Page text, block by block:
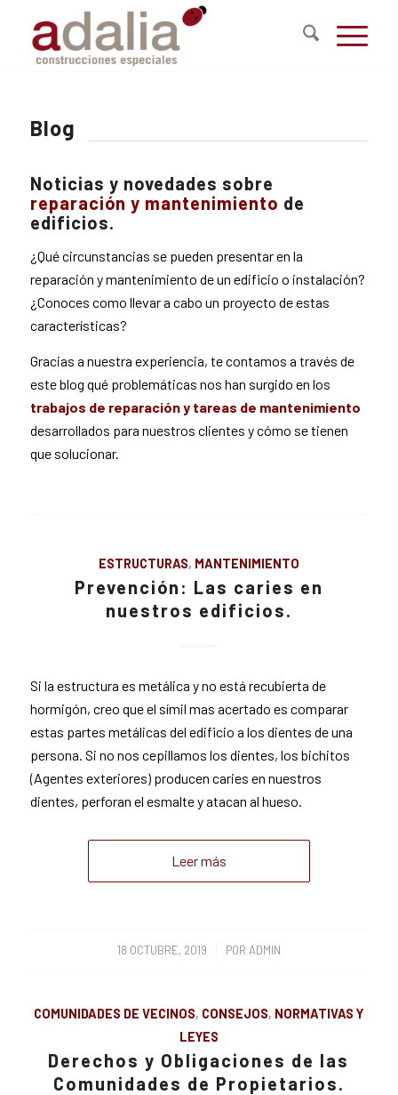
Blog
Noticias y novedades sobre
reparación y mantenimiento de
edificios.
¿Qué circunstancias se pueden presentar en la
reparación y mantenimiento de un edificio o instalación?
¿Conoces como llevar a cabo un proyecto de estas
características?
Gracias a nuestra experiencia, te contamos a través de
este blog qué problemáticas nos han surgido en los
trabajos de reparación y tareas de mantenimiento
desarrollados para nuestros clientes y cómo se tienen
que solucionar.
ESTRUCTURAS, MANTENIMIENTO
Prevención: Las caries en
nuestros edificios.
Si la estructura es metálica y no está recubierta de
hormigón, creo que el símil mas acertado es comparar
estas partes metálicas del edificio a los dientes de una
persona. Si no nos cepillamos los dientes, los bichitos
(Agentes exteriores) producen caries en nuestros
dientes, perforan el esmalte y atacan al hueso.
Leer más
18 OCTUBRE, 2019
/ POR ADMIN
COMUNIDADES DE VECINOS, CONSEJOS, NORMATIVAS Y
LEYES
Derechos y Obligaciones de las
Comunidades de Propietarios.